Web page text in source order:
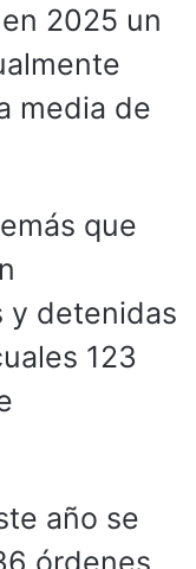
2025 un
media de
que
y detenidas
123
año se
órdenes